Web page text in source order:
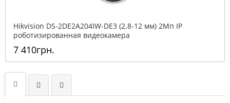
Hikvision DS-2DE2A204IW-DE3 (2.8-12 мм) 2Мп IP
роботизированная видеокамера
7 410грн.